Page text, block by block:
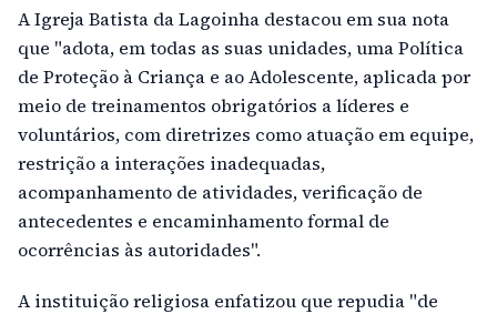
A Igreja Batista da Lagoinha destacou em sua nota
que "adota, em todas as suas unidades, uma Política
de Proteção à Criança e ao Adolescente, aplicada por
meio de treinamentos obrigatórios a líderes e
voluntários, com diretrizes como atuação em equipe,
restrição a interações inadequadas,
acompanhamento de atividades, verificação de
antecedentes e encaminhamento formal de
ocorrências às autoridades".
A instituição religiosa enfatizou que repudia "de